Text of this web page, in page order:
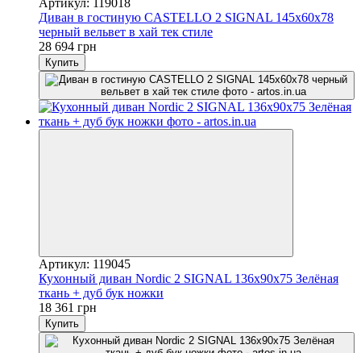
Диван в гостиную CASTELLO 2 SIGNAL 145х60х78
черный вельвет в хай тек стиле
28 694 грн
Купить
Артикул: 119045
Кухонный диван Nordic 2 SIGNAL 136x90x75 Зелёная
ткань + дуб бук ножки
18 361 грн
Купить